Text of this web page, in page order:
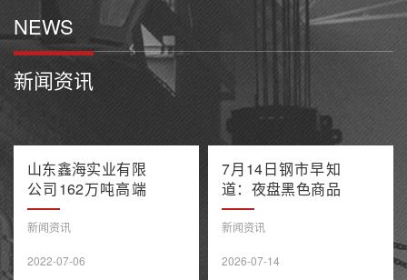
NEWS
新闻资讯
山东鑫海实业有限
公司162万吨高端
不锈钢项目产能置
换方案公示
新闻资讯
2022-07-06
7月14日钢市早知
道：夜盘黑色商品
多数收跌 阿联酋
油轮在霍尔木兹海
伦特原油涨超9%
新闻资讯
2026-07-14